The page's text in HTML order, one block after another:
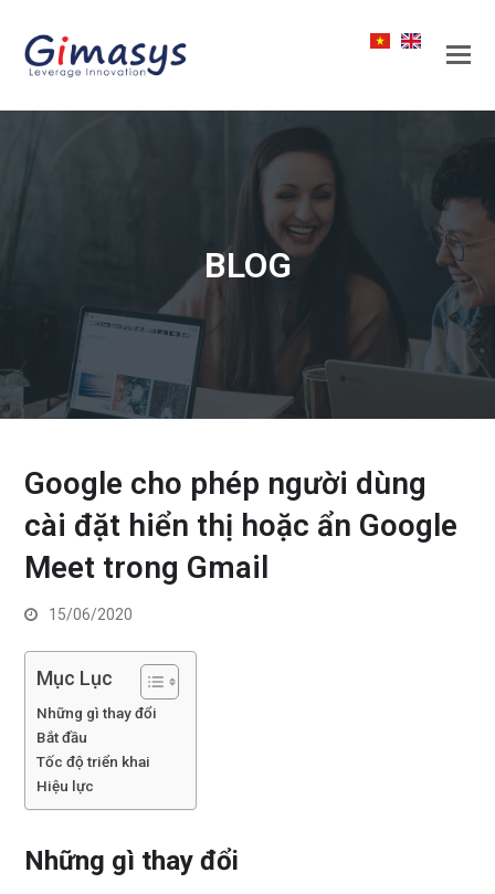
BLOG
Google cho phép người dùng
cài đặt hiển thị hoặc ẩn Google
Meet trong Gmail
15/06/2020
Mục Lục
Những gì thay đổi
Bắt đầu
Tốc độ triển khai
Hiệu lực
Những gì thay đổi